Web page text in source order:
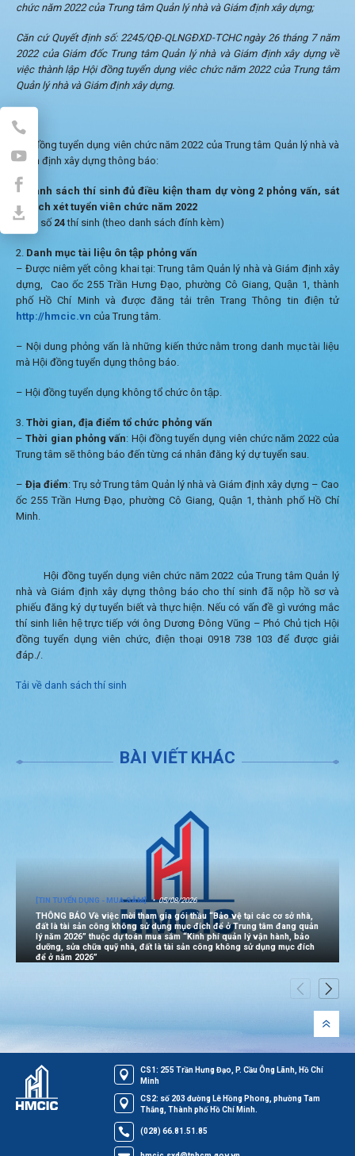
chức năm 2022 của Trung tâm Quản lý nhà và Giám định xây dựng;
Căn cứ Quyết định số: 2245/QĐ-QLNGĐXD-TCHC ngày 26 tháng 7 năm
2022 của Giám đốc Trung tâm Quản lý nhà và Giám định xây dựng về
việc thành lập Hội đồng tuyển dụng viêc chức năm 2022 của Trung tâm
Quản lý nhà và Giám định xây dựng.
Hội đồng tuyển dụng viên chức năm 2022 của Trung tâm Quản lý nhà và
Giám định xây dựng thông báo:
Danh sách thí sinh đủ điều kiện tham dự vòng 2 phỏng vấn, sát
hạch xét tuyển viên chức năm 2022
Tổng số 24thí sinh (theo danh sách đính kèm)
Danh mục tài liệu ôn tập phỏng vấn
– Được niêm yết công khai tại: Trung tâm Quản lý nhà và Giám định xây
dựng, Cao ốc 255 Trần Hưng Đạo, phường Cô Giang, Quận 1, thành
phố Hồ Chí Minh và được đăng tải trên Trang Thông tin điện tử
http://hmcic.vn của Trung tâm.
– Nội dung phỏng vấn là những kiến thức nằm trong danh mục tài liệu
mà Hội đồng tuyển dụng thông báo.
– Hội đồng tuyển dụng không tổ chức ôn tập.
Thời gian, địa điểm tổ chức phỏng vấn
–Thời gian phỏng vấn: Hội đồng tuyển dụng viên chức năm 2022 của
Trung tâm sẽ thông báo đến từng cá nhân đăng ký dự tuyển sau.
– Địa điểm: Trụ sở Trung tâm Quản lý nhà và Giám định xây dựng – Cao
ốc 255 Trần Hưng Đạo, phường Cô Giang, Quận 1, thành phố Hồ Chí
Minh.
Hội đồng tuyển dụng viên chức năm 2022 của Trung tâm Quản lý
nhà và Giám định xây dựng thông báo cho thí sinh đã nộp hồ sơ và
phiếu đăng ký dự tuyển biết và thực hiện. Nếu có vấn đề gì vướng mắc
thí sinh liên hệ trực tiếp với ông Dương Đông Vũng – Phó Chủ tịch Hội
đồng tuyển dụng viên chức, điện thoại 0918 738 103 để được giải
đáp./.
Tải về danh sách thí sinh
BÀI VIẾT KHÁC
[TIN TUYỂN DỤNG - MUA SẮM] 05/08/2026
THÔNG BÁO Về việc mời tham gia gói thầu “Bảo vệ tại các cơ sở nhà,
đất là tài sản công không sử dụng mục đích để ở Trung tâm đang quản
lý năm 2026” thuộc dự toán mua sắm “Kinh phí quản lý vận hành, bảo
dưỡng, sửa chữa quỹ nhà, đất là tài sản công không sử dụng mục đích
để ở năm 2026”
CS1: 255 Trần Hưng Đạo, P. Cầu Ông Lãnh, Hồ Chí
Minh
CS2: số 203 đường Lê Hồng Phong, phường Tam
Thắng, Thành phố Hồ Chí Minh.
(028) 66.81.51.85